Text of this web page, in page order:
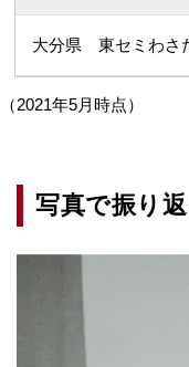
大分県 東セミわさ
（2021年5月時点）
写真で振り